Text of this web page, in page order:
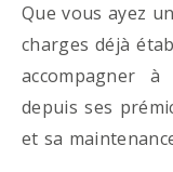
Que vous ayez
charges déjà
accompagner
depuis ses
et sa